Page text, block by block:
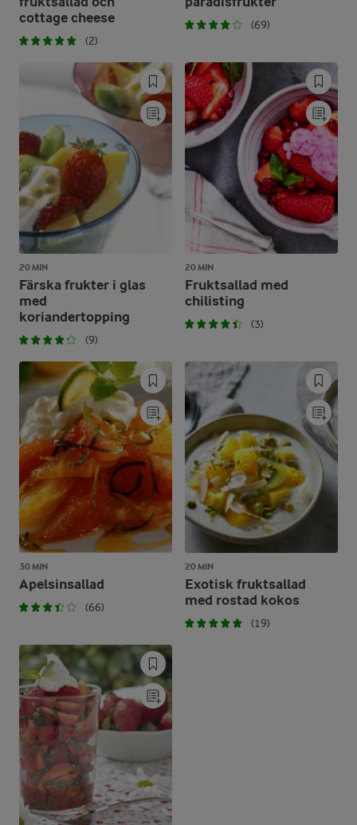
cottage cheese
(2)
(69)
20 MIN
Färska frukter i glas
med
koriandertopping
(9)
20 MIN
Fruktsallad med
chilisting
(3)
30 MIN
Apelsinsallad
(66)
20 MIN
Exotisk fruktsallad
med rostad kokos
(19)